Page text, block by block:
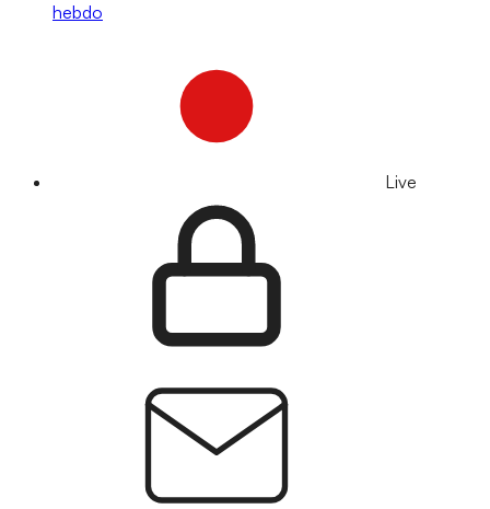
hebdo
Live